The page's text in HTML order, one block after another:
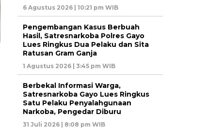
6 Agustus 2026 | 10:21 pm WIB
Pengembangan Kasus Berbuah
Hasil, Satresnarkoba Polres Gayo
Lues Ringkus Dua Pelaku dan Sita
Ratusan Gram Ganja
1 Agustus 2026 | 3:45 pm WIB
Berbekal Informasi Warga,
Satresnarkoba Gayo Lues Ringkus
Satu Pelaku Penyalahgunaan
Narkoba, Pengedar Diburu
31 Juli 2026 | 8:08 pm WIB